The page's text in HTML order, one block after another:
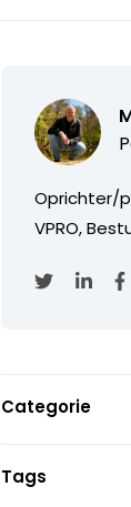
Oprichter/
VPRO,
Categorie
Tags